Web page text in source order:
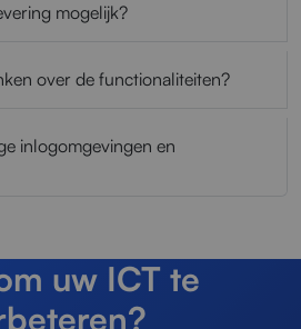
mogelijk?
over de functionaliteiten?
inlogomgevingen en
uw ICT te